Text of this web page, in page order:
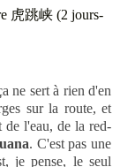
ne sert à rien d'en
sur la route, et
de l'eau, de la red-
. C'est pas une
je pense, le seul